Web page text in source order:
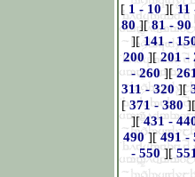
[ 1 - 10][11
80][81 - 90
][141 -
200][201 -
- 260][
311 - 320][
[371 - 380
][431 -
490][491 -
- 550][